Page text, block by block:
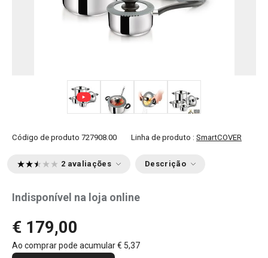
Código de produto 727908.00 Linha de produto : SmartCOVER
2 avaliações Descrição
Indisponível na loja online
€ 179,00
Ao comprar pode acumular€ 5,37